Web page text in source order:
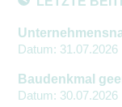
Datum: 31.07.2026
Baudenkmal
Datum: 30.07.2026